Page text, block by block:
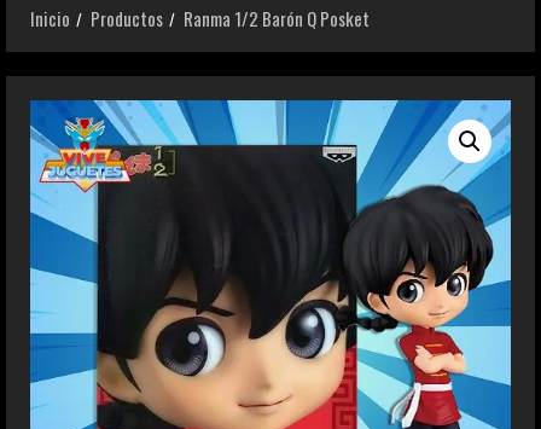
Inicio
Productos Ranma 1/2 Barón Q Posket